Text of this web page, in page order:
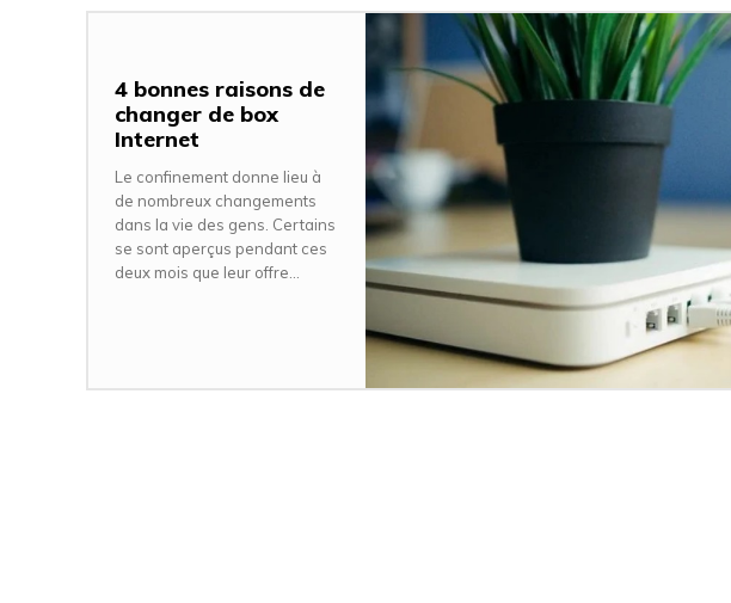
4 bonnes raisons de
changer de box
Internet
Le confinement donne lieu à
de nombreux changements
dans la vie des gens. Certains
se sont aperçus pendant ces
deux mois que leur offre...